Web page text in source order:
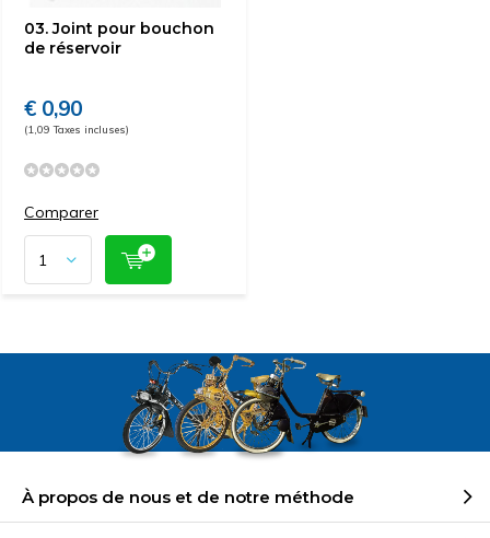
03. Joint pour bouchon
de réservoir
€ 0,90
(1,09 Taxes incluses)
Comparer
À propos de nous et de notre méthode